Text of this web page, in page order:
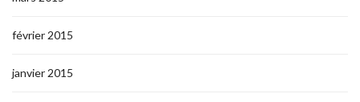
février 2015
janvier 2015